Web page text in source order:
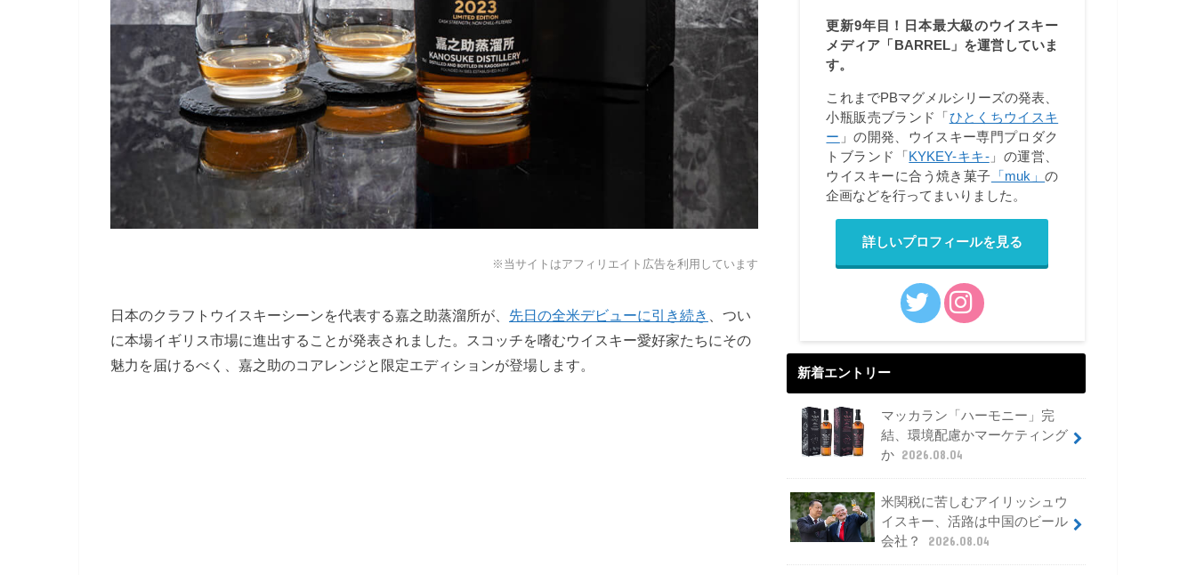
※当サイトはアフィリエイト広告を利用しています
日本のクラフトウイスキーシーンを代表する嘉之助蒸溜所が、 先日の全米デビューに引き続き
、つい
に本場イギリス市場に進出することが発表されました。スコッチを嗜むウイスキー愛好家たちにその
魅力を届けるべく、嘉之助のコアレンジと限定エディションが登場します。
更新9年目！日本最大級のウイスキー
メディア「BARREL」を運営していま
す。
これまでPBマグメルシリーズの発表、
小瓶販売ブランド「 ひとくちウイスキ
ー 」の開発、ウイスキー専門プロダク
トブランド「 KYKEY-キキ-」の運営、
ウイスキーに合う焼き菓子 「muk」の
企画などを行ってまいりました。
詳しいプロフィールを見る
新着エントリー
マッカラン「ハーモニー」完
結、環境配慮かマーケティング
か 2026.08.04
米関税に苦しむアイリッシュウ
イスキー、活路は中国のビール
会社？
2026.08.04